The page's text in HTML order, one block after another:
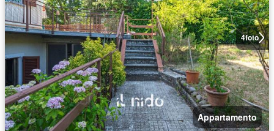
4foto
Appartamento